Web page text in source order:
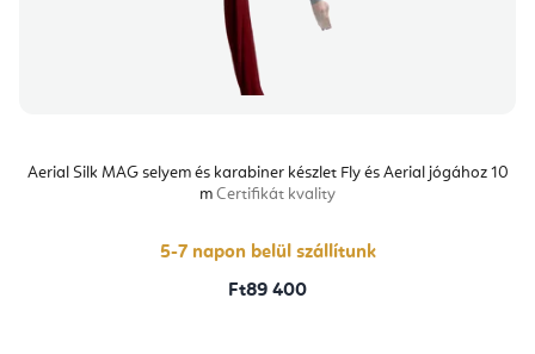
Aerial Silk MAG selyem és karabiner készlet Fly és Aerial jógához 10
m Certifikát kvality
5-7 napon belül szállítunk
Ft89 400